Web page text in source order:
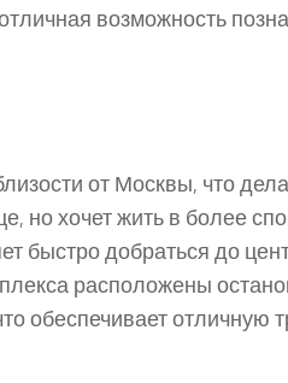
возможность
от Москвы, что
но хочет жить в более
быстро добраться до
расположены
обеспечивает отличную